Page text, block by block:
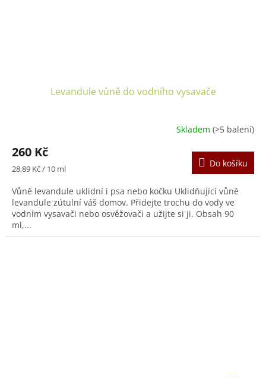
Levandule vůně do vodního vysavače
Skladem (>5 balení)
260 Kč
Měrná
28,89 Kč / 10 ml Do košíku
Vůně levandule uklidní i psa nebo kočku Uklidňující vůně
levandule zútulní váš domov. Přidejte trochu do vody ve
vodním vysavači nebo osvěžovači a užijte si ji. Obsah 90
ml,...